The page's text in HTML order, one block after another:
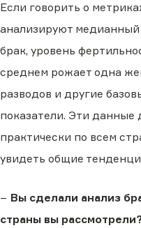
Если говорить о
анализируют медианный
брак, уровень
среднем рожает одна
разводов и другие
показатели. Эти данные
практически по всем
увидеть общие
− Вы сделали анализ
страны вы